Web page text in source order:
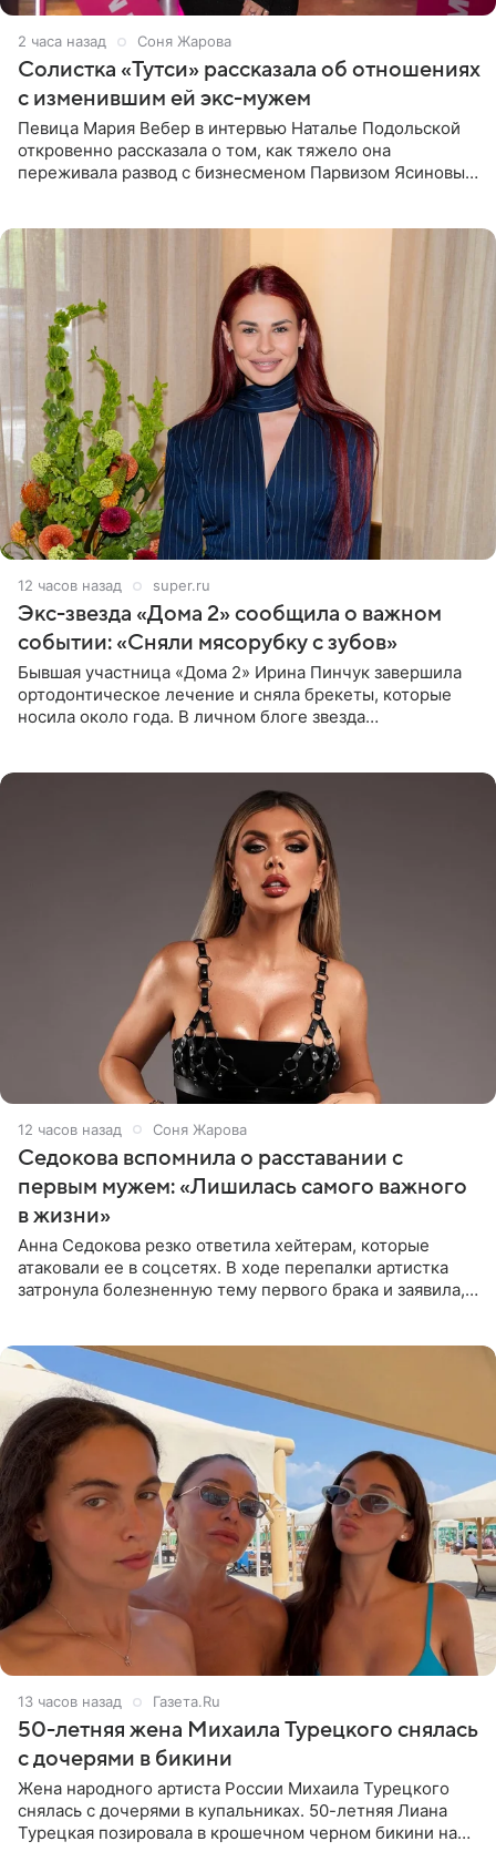
2 часа назад Соня Жарова
Солистка «Тутси» рассказала об отношениях
с изменившим ей экс-мужем
Певица Мария Вебер в интервью Наталье Подольской
откровенно рассказала о том, как тяжело она
переживала развод с бизнесменом Парвизом Ясиновым.
12 часов назад super.ru
Экс-звезда «Дома 2» сообщила о важном
событии: «Сняли мясорубку с зубов»
Бывшая участница «Дома 2» Ирина Пинчук завершила
ортодонтическое лечение и сняла брекеты, которые
носила около года. В личном блоге звезда
12 часов назад Соня Жарова
Седокова вспомнила о расставании с
первым мужем: «Лишилась самого важного
в жизни»
Анна Седокова резко ответила хейтерам, которые
атаковали ее в соцсетях. В ходе перепалки артистка
затронула болезненную тему первого брака и заявила,
13 часов назад Газета.Ru
50-летняя жена Михаила Турецкого снялась
с дочерями в бикини
Жена народного артиста России Михаила Турецкого
снялась с дочерями в купальниках. 50-летняя Лиана
Турецкая позировала в крошечном черном бикини на